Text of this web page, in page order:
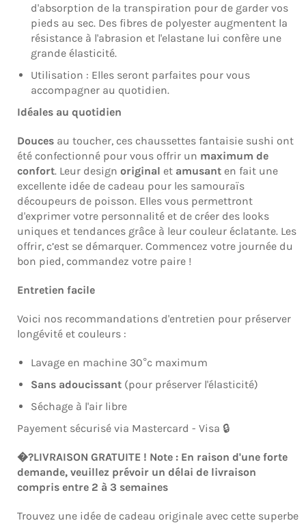
d'absorption de la transpiration pour de garder vos
pieds au sec. Des fibres de polyester augmentent la
résistance à l'abrasion et l'elastane lui confère une
grande élasticité.
Utilisation : Elles seront parfaites pour vous
accompagner au quotidien.
Idéales au quotidien
Douces au toucher, ces chaussettes fantaisie sushi ont
été confectionné pour vous offrir un maximum de
confort. Leur design original et amusant en fait une
excellente idée de cadeau pour les samouraïs
découpeurs de poisson. Elles vous permettront
d'exprimer votre personnalité et de créer des looks
uniques et tendances grâce à leur couleur éclatante. Les
offrir, c’est se démarquer. Commencez votre journée du
bon pied, commandez votre paire !
Entretien facile
Voici nos recommandations d'entretien pour préserver
longévité et couleurs :
Lavage en machine 30°c maximum
Sans adoucissant (pour préserver l'élasticité)
Séchage à l'air libre
Payement sécurisé via Mastercard - Visa 🔒
�?LIVRAISON GRATUITE ! Note : En raison d'une forte
demande, veuillez prévoir un délai de livraison
compris entre 2 à 3 semaines
Trouvez une idée de cadeau originale avec cette superbe